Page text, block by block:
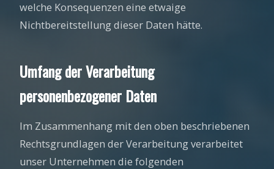
welche Konsequenzen eine etwaige
Nichtbereitstellung dieser Daten hätte.
Umfang der Verarbeitung
personenbezogener Daten
Im Zusammenhang mit den oben beschriebenen
Rechtsgrundlagen der Verarbeitung verarbeitet
unser Unternehmen die folgenden